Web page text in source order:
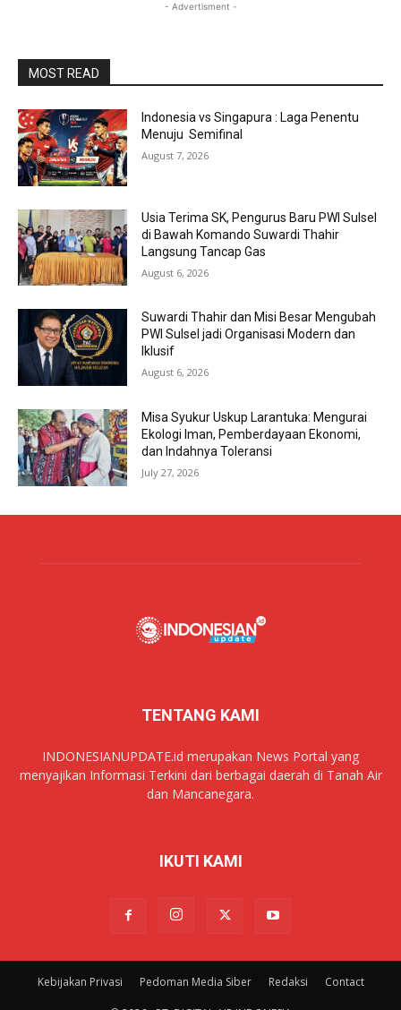
- Advertisment -
MOST READ
Indonesia vs Singapura : Laga Penentu
Menuju Semifinal
August 7, 2026
Usia Terima SK, Pengurus Baru PWI Sulsel
di Bawah Komando Suwardi Thahir
Langsung Tancap Gas
August 6, 2026
Suwardi Thahir dan Misi Besar Mengubah
PWI Sulsel jadi Organisasi Modern dan
Iklusif
August 6, 2026
Misa Syukur Uskup Larantuka: Mengurai
Ekologi Iman, Pemberdayaan Ekonomi,
dan Indahnya Toleransi
July 27, 2026
TENTANG KAMI
INDONESIANUPDATE.id merupakan News Portal yang
menyajikan Informasi Terkini dari berbagai daerah di Tanah Air
dan Mancanegara.
IKUTI KAMI
Kebijakan Privasi Pedoman Media Siber Redaksi Contact